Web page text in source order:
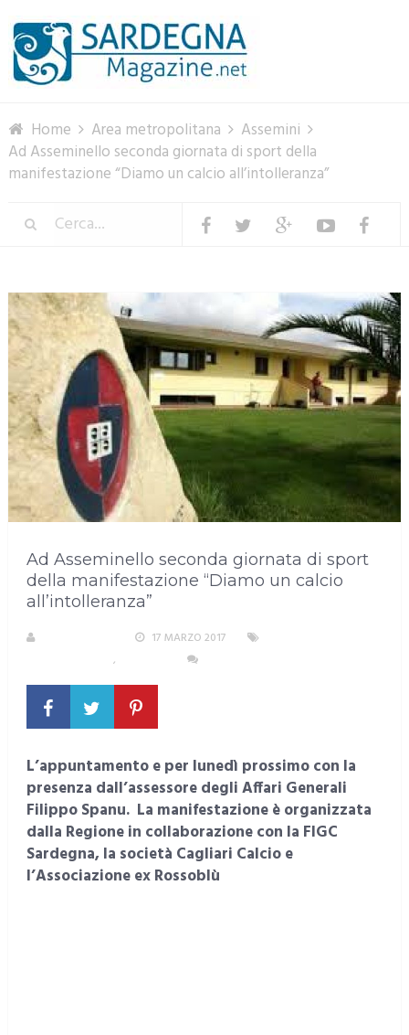
Home Area metropolitana
Assemini
Ad Asseminello seconda giornata di sport della
manifestazione “Diamo un calcio all’intolleranza”
Ad Asseminello seconda giornata di sport
della manifestazione “Diamo un calcio
all’intolleranza”
17 MARZO 2017
,
L’appuntamento e per lunedì prossimo con la
presenza dall’assessore degli Affari Generali
Filippo Spanu.La manifestazione è organizzata
dalla Regione in collaborazione con la FIGC
Sardegna, la società Cagliari Calcio e
l’Associazione ex Rossoblù